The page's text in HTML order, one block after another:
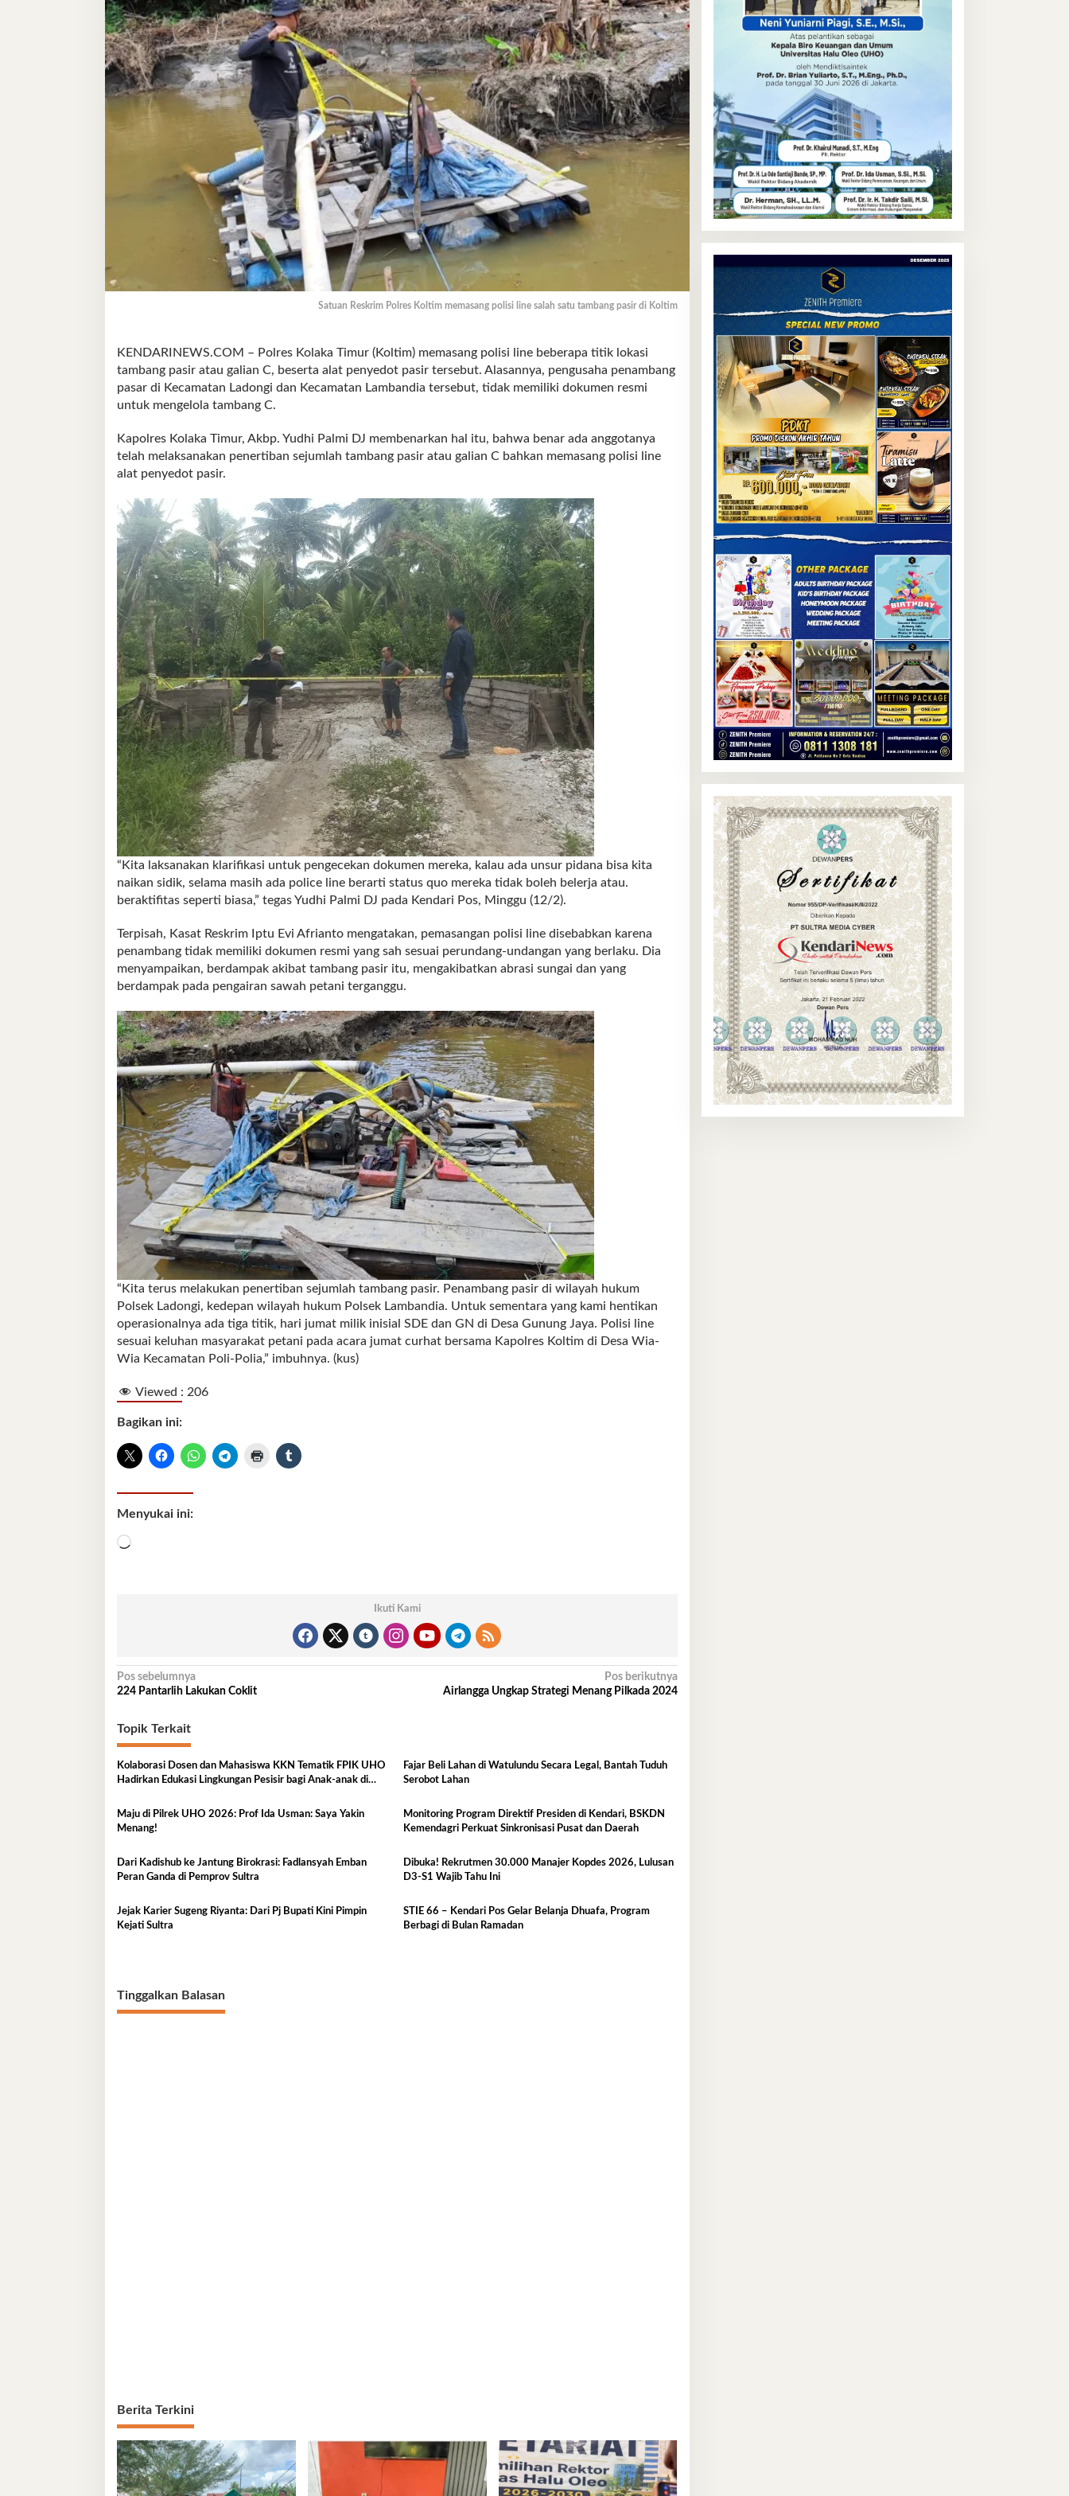
Satuan Reskrim Polres Koltim memasang polisi line salah satu tambang pasir di Koltim
KENDARINEWS.COM – Polres Kolaka Timur (Koltim) memasang polisi line beberapa titik lokasi
tambang pasir atau galian C, beserta alat penyedot pasir tersebut. Alasannya, pengusaha penambang
pasar di Kecamatan Ladongi dan Kecamatan Lambandia tersebut, tidak memiliki dokumen resmi
untuk mengelola tambang C.
Kapolres Kolaka Timur, Akbp. Yudhi Palmi DJ membenarkan hal itu, bahwa benar ada anggotanya
telah melaksanakan penertiban sejumlah tambang pasir atau galian C bahkan memasang polisi line
alat penyedot pasir.
“Kita laksanakan klarifikasi untuk pengecekan dokumen mereka, kalau ada unsur pidana bisa kita
naikan sidik, selama masih ada police line berarti status quo mereka tidak boleh belerja atau.
beraktifitas seperti biasa,” tegas Yudhi Palmi DJ pada Kendari Pos, Minggu (12/2).
Terpisah, Kasat Reskrim Iptu Evi Afrianto mengatakan, pemasangan polisi line disebabkan karena
penambang tidak memiliki dokumen resmi yang sah sesuai perundang-undangan yang berlaku. Dia
menyampaikan, berdampak akibat tambang pasir itu, mengakibatkan abrasi sungai dan yang
berdampak pada pengairan sawah petani terganggu.
“Kita terus melakukan penertiban sejumlah tambang pasir. Penambang pasir di wilayah hukum
Polsek Ladongi, kedepan wilayah hukum Polsek Lambandia. Untuk sementara yang kami hentikan
operasionalnya ada tiga titik, hari jumat milik inisial SDE dan GN di Desa Gunung Jaya. Polisi line
sesuai keluhan masyarakat petani pada acara jumat curhat bersama Kapolres Koltim di Desa Wia-
Wia Kecamatan Poli-Polia,” imbuhnya. (kus)
Viewed : 206
Bagikan ini:
Menyukai ini:
Memuat...
Ikuti Kami
Navigasi
Pos sebelumnya
224 Pantarlih Lakukan Coklit
Pos berikutnya
Airlangga Ungkap Strategi Menang Pilkada 2024
Topik Terkait
Kolaborasi Dosen dan Mahasiswa KKN Tematik FPIK UHO
Hadirkan Edukasi Lingkungan Pesisir bagi Anak-anak di
Fajar Beli Lahan di Watulundu Secara Legal, Bantah Tuduh
Serobot Lahan
Maju di Pilrek UHO 2026: Prof Ida Usman: Saya Yakin
Menang!
Monitoring Program Direktif Presiden di Kendari, BSKDN
Kemendagri Perkuat Sinkronisasi Pusat dan Daerah
Dari Kadishub ke Jantung Birokrasi: Fadlansyah Emban
Peran Ganda di Pemprov Sultra
Dibuka! Rekrutmen 30.000 Manajer Kopdes 2026, Lulusan
D3-S1 Wajib Tahu Ini
Jejak Karier Sugeng Riyanta: Dari Pj Bupati Kini Pimpin
Kejati Sultra
STIE 66 – Kendari Pos Gelar Belanja Dhuafa, Program
Berbagi di Bulan Ramadan
Tinggalkan Balasan
Berita Terkini